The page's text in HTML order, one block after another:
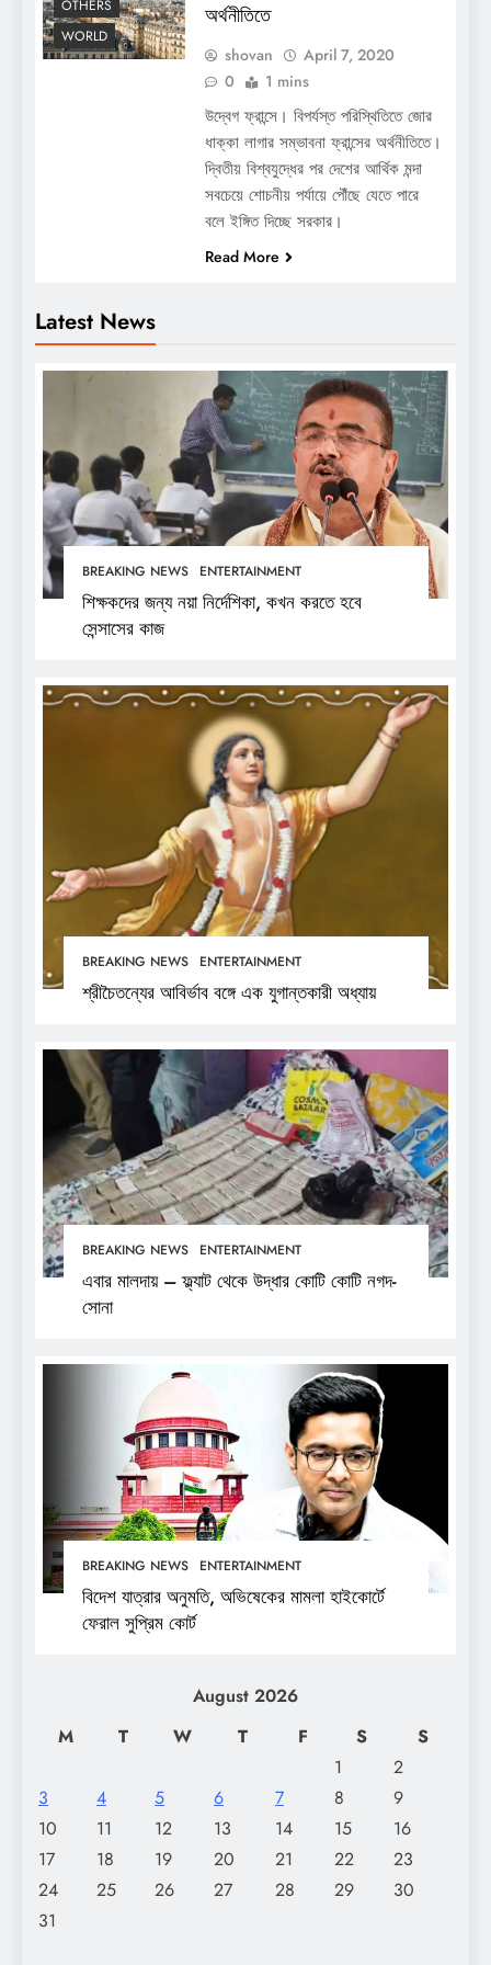
Latest News
BREAKING NEWS ENTERTAINMENT
শিক্ষকদের জন্য নয়া নির্দেশিকা, কখন করতে হবে
সেন্সাসের কাজ
BREAKING NEWS ENTERTAINMENT
শ্রীচৈতন্যের আবির্ভাব বঙ্গে এক যুগান্তকারী অধ্যায়
BREAKING NEWS ENTERTAINMENT
এবার মালদায় – ফ্ল্যাট থেকে উদ্ধার কোটি কোটি নগদ-
সোনা
BREAKING NEWS ENTERTAINMENT
বিদেশ যাত্রার অনুমতি, অভিষেকের মামলা হাইকোর্টে
ফেরাল সুপ্রিম কোর্ট
August 2026
M
T W T F S
S
1
2
3
4 5 6 7 8
9
10
11 12 13 14 15
16
17
18 19 20 21 22
23
24
25 26 27 28 29
30
31
OTHERS
WORLD
অর্থনীতিতে
shovan
April 7, 2020
0
1 mins
উদ্বেগ ফ্রান্সে। বিপর্যস্ত পরিস্থিতিতে জোর
ধাক্কা লাগার সম্ভাবনা ফ্রান্সের অর্থনীতিতে।
দ্বিতীয় বিশ্বযুদ্ধের পর দেশের আর্থিক মন্দা
সবচেয়ে শোচনীয় পর্যায়ে পৌঁছে যেতে পারে
বলে ইঙ্গিত দিচ্ছে সরকার।
Read More